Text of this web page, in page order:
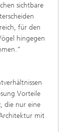
sichtbare
für den
hingegen
Vorteile
die nur eine
mit